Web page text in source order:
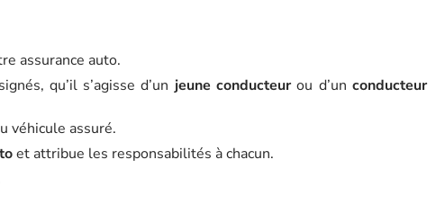
assurance auto.
qu’il s’agisse d’un jeune conducteur ou d’unconducteur
véhicule assuré.
et attribue les responsabilités à chacun.